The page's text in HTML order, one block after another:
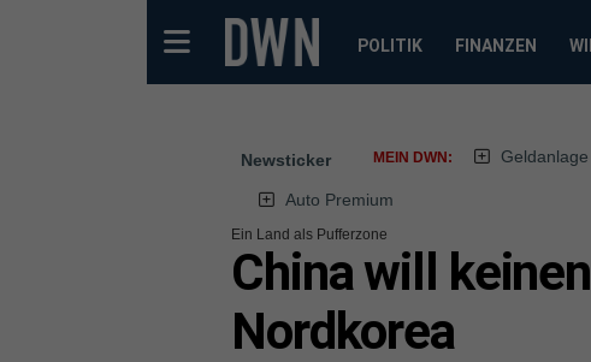
POLITIK FINANZEN
Newsticker MEIN DWN:
Auto Premium
Ein Land als Pufferzone
China will
Nordkorea